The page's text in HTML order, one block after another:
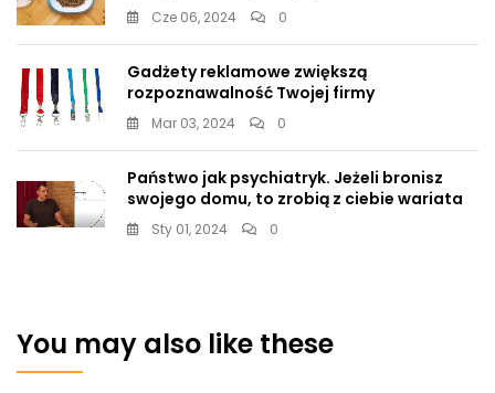
Cze 06, 2024 0
Gadżety reklamowe zwiększą
rozpoznawalność Twojej firmy
Mar 03, 2024 0
Państwo jak psychiatryk. Jeżeli bronisz
swojego domu, to zrobią z ciebie wariata
Sty 01, 2024 0
You may also like these